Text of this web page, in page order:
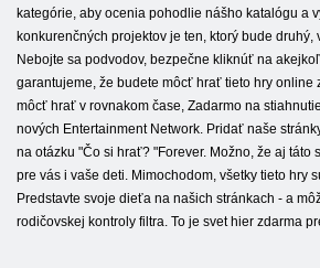
kategórie, aby ocenia pohodlie nášho katalógu a
konkurenčných projektov je ten, ktorý bude druhý,
Nebojte sa podvodov, bezpečne kliknúť na
garantujeme, že budete môcť hrať tieto hry online
môcť hrať v rovnakom čase, Zadarmo na
nových Entertainment Network. Pridať naše
na otázku "Čo si hrať? "Forever. Možno, že aj táto
pre vás i vaše deti. Mimochodom, všetky tieto hry
Predstavte svoje dieťa na našich stránkach - a
rodičovskej kontroly filtra. To je svet hier zdarma